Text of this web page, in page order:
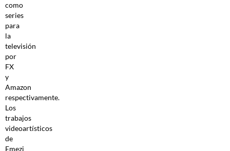
como
series
para
la
televisión
por
FX
y
Amazon
respectivamente.
Los
trabajos
videoartísticos
de
Emezi